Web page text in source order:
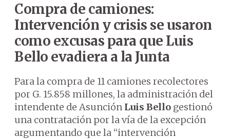
Compra de camiones:
Intervención y crisis se usaron
como excusas para que Luis
Bello evadiera a la Junta
Para la compra de 11 camiones recolectores
por G. 15.858 millones, la administración del
intendente de Asunción Luis Bello gestionó
una contratación por la vía de la excepción
argumentando que la “intervención